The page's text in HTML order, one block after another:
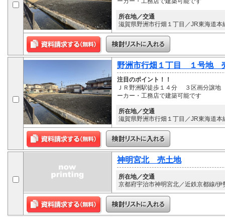
所在地／交通
滋賀県野洲市行畑１丁目／JR東海道本
野洲市行畑１丁目 １号地
注目のポイント！！
ＪＲ野洲駅徒歩１４分 ３区画分譲
ーカー・工務店で建築可能です
所在地／交通
滋賀県野洲市行畑１丁目／JR東海道本
神明宮北 売土地
所在地／交通
京都府宇治市神明宮北／近鉄京都線/伊